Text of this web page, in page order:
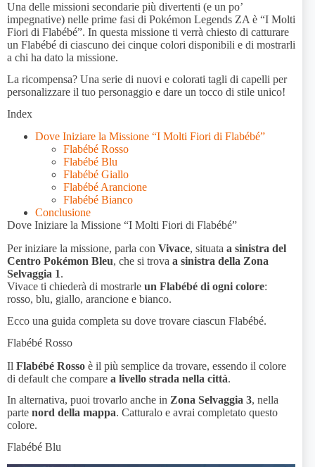
Una delle missioni secondarie più divertenti (e un po’
impegnative) nelle prime fasi di Pokémon Legends ZA è “I Molti
Fiori di Flabébé”. In questa missione ti verrà chiesto di catturare
un Flabébé di ciascuno dei cinque colori disponibili e di mostrarli
a chi ha dato la missione.
La ricompensa? Una serie di nuovi e colorati tagli di capelli per
personalizzare il tuo personaggio e dare un tocco di stile unico!
Index
Dove Iniziare la Missione “I Molti Fiori di Flabébé”
Flabébé Rosso
Flabébé Blu
Flabébé Giallo
Flabébé Arancione
Flabébé Bianco
Conclusione
Dove Iniziare la Missione “I Molti Fiori di Flabébé”
Per iniziare la missione, parla con Vivace, situata a sinistra del
Centro Pokémon Bleu, che si trova a sinistra della Zona
Selvaggia 1.
Vivace ti chiederà di mostrarle un Flabébé di ogni colore:
rosso, blu, giallo, arancione e bianco.
Ecco una guida completa su dove trovare ciascun Flabébé.
Flabébé Rosso
Il Flabébé Rosso è il più semplice da trovare, essendo il colore
di default che compare a livello strada nella città.
In alternativa, puoi trovarlo anche in Zona Selvaggia 3, nella
parte nord della mappa. Catturalo e avrai completato questo
colore.
Flabébé Blu